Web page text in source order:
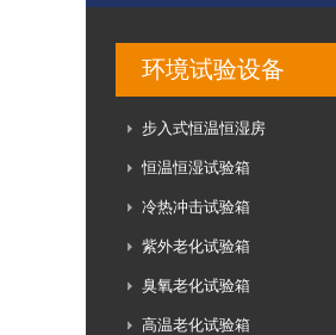
环境试验设备
步入式恒温恒湿房
恒温恒湿试验箱
冷热冲击试验箱
紫外老化试验箱
臭氧老化试验箱
高温老化试验箱